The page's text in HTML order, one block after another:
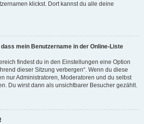
klickst. Dort kannst du alle deine
mein Benutzername in der Online-Liste
findest du in den Einstellungen eine Option
dieser Sitzung verbergen“. Wenn du diese
nur Administratoren, Moderatoren und du selbst
Du wirst dann als unsichtbarer Besucher gezählt.